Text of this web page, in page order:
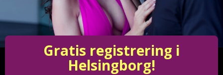
Gratis registrering i
Helsingborg!